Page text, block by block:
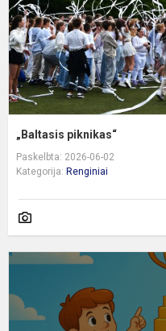
„Baltasis piknikas“
Paskelbta: 2026-06-02
Kategorija: Renginiai